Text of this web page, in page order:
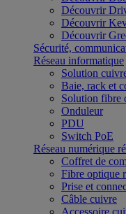
Découvrir
Découvrir
Découvrir
Sécurité,
Réseau informatique
Solution
Baie, rack et
Solution fibre
Onduleur
PDU
Switch PoE
Réseau numérique
Coffret de
Fibre optique
Prise et
Câble cuivre
Accessoire